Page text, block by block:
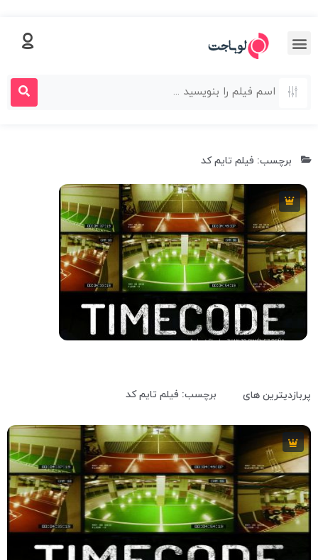
برچسب: فیلم تایم کد
7.1 15 دقیقه 2016
پربازدیترین های برچسب: فیلم تایم کد